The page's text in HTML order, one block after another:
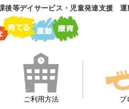
後等デイサービス・児童発達支援
ご利用方法 ブ